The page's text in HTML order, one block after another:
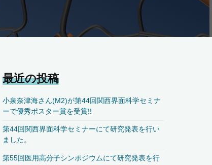
最近の投稿
小泉奈津海さん(M2)が第44回関西界面科学セミナ
ーで優秀ポスター賞を受賞!!
第44回関西界面科学セミナーにて研究発表を行い
ました。
第55回医用高分子シンポジウムにて研究発表を行